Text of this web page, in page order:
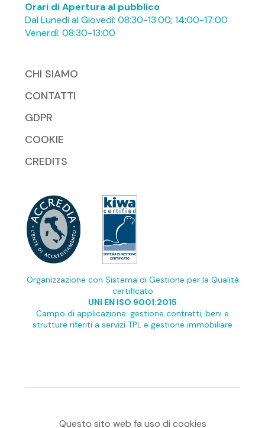
CHI SIAMO
CONTATTI
GDPR
COOKIE
CREDITS
Orari di Apertura al pubblico
Dal Lunedi al Giovedì: 08:30-13:00; 14:00-17:00
Venerdì: 08:30-13:00
Organizzazione con Sistema di Gestione per la Qualità
certificato
UNI EN ISO 9001:2015
Campo di applicazione: gestione contratti, beni e
strutture riferiti a servizi TPL e gestione immobiliare
Questo sito web fa uso di cookies